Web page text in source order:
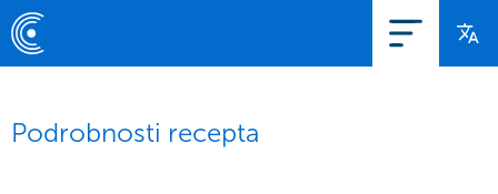
Podrobnosti recepta